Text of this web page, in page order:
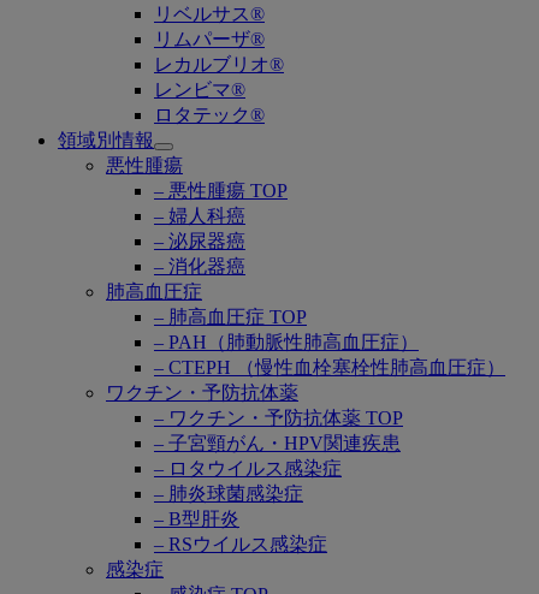
リベルサス®
リムパーザ®
レカルブリオ®
レンビマ®
ロタテック®
領域別情報
Open
submenu
悪性腫瘍
– 悪性腫瘍 TOP
– 婦人科癌
– 泌尿器癌
– 消化器癌
肺高血圧症
– 肺高血圧症 TOP
– PAH（肺動脈性肺高血圧症）
– CTEPH （慢性血栓塞栓性肺高血圧症）
ワクチン・予防抗体薬
– ワクチン・予防抗体薬 TOP
– 子宮頸がん・HPV関連疾患
– ロタウイルス感染症
– 肺炎球菌感染症
– B型肝炎
– RSウイルス感染症
感染症